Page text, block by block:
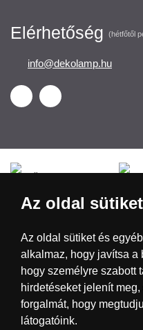
Elérhetőség (hétfőtől
info@dekolamp.hu
Nederland
Az oldal
Az oldal sütiket és
alkalmaz, hogy javítsa a
hogy személyre szabott
hirdetéseket jelenít
forgalmát, hogy
látogatóink.